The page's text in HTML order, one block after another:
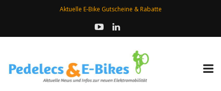
Aktuelle E-Bike Gutscheine & Rabatte